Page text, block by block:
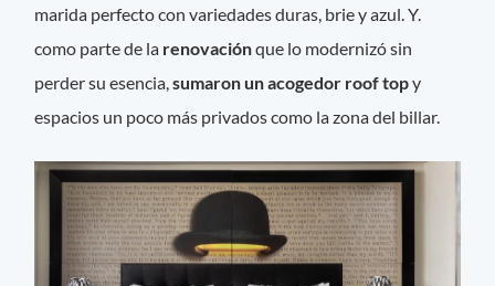
marida perfecto con variedades duras, brie y azul. Y.
como parte de la renovaciónque lo modernizó sin
perder su esencia,sumaron un acogedor roof topy
espacios un poco más privados como la zona del billar.